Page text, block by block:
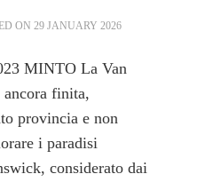
ON 29 JANUARY 2026
MINTO La Van
finita,
provincia e non
i paradisi
considerato dai